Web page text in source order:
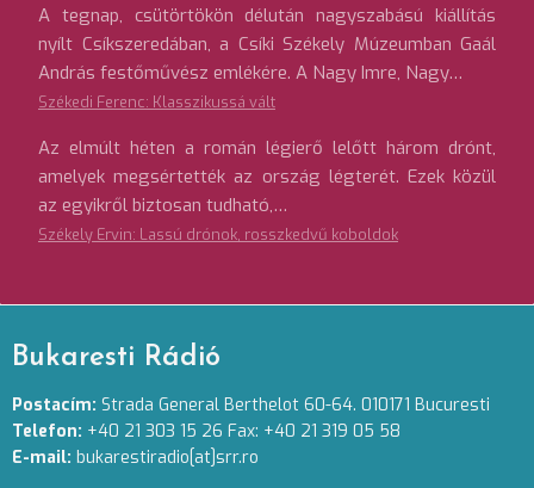
A tegnap, csütörtökön délután nagyszabású kiállítás
nyílt Csíkszeredában, a Csíki Székely Múzeumban Gaál
András festőművész emlékére. A Nagy Imre, Nagy…
Székedi Ferenc: Klasszikussá vált
Az elmúlt héten a román légierő lelőtt három drónt,
amelyek megsértették az ország légterét. Ezek közül
az egyikről biztosan tudható,…
Székely Ervin: Lassú drónok, rosszkedvű koboldok
Bukaresti Rádió
Postacím: Strada General Berthelot 60-64. 010171 Bucuresti
Telefon: +40 21 303 15 26 Fax: +40 21 319 05 58
E-mail: bukarestiradio[at]srr.ro